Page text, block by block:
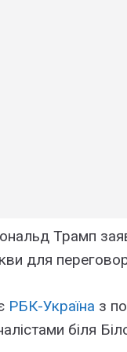
Трамп
для
РБК-Україна з
біля